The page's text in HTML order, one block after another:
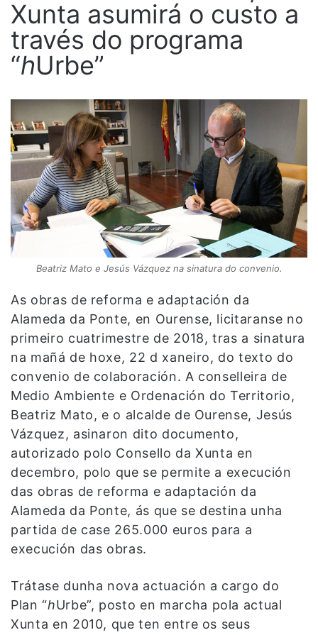
Xunta asumirá o custo a
través do programa
“hUrbe”
Beatriz Mato e Jesús Vázquez na sinatura do convenio.
As obras de reforma e adaptación da
Alameda da Ponte, en Ourense, licitaranse no
primeiro cuatrimestre de 2018, tras a sinatura
na mañá de hoxe, 22 d xaneiro, do texto do
convenio de colaboración. A conselleira de
Medio Ambiente e Ordenación do Territorio,
Beatriz Mato, e o alcalde de Ourense, Jesús
Vázquez, asinaron dito documento,
autorizado polo Consello da Xunta en
decembro, polo que se permite a execución
das obras de reforma e adaptación da
Alameda da Ponte, ás que se destina unha
partida de case 265.000 euros para a
execución das obras.
Trátase dunha nova actuación a cargo do
Plan “hUrbe”, posto en marcha pola actual
Xunta en 2010, que ten entre os seus